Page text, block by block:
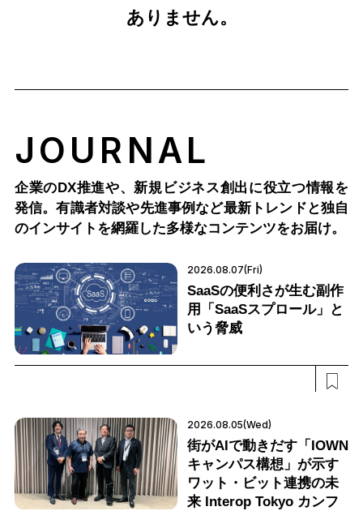
ありません。
JOURNAL
企業のDX推進や、新規ビジネス創出に役立つ情報を
発信。有識者対談や先進事例など最新トレンドと独自
のインサイトを網羅した多様なコンテンツをお届け。
2026.08.07(Fri)
SaaSの便利さが生む副作
用「SaaSスプロール」と
いう脅威
2026.08.05(Wed)
街がAIで動きだす「IOWN
キャンパス構想」が示す
ワット・ビット連携の未
来 Interop Tokyo カンフ